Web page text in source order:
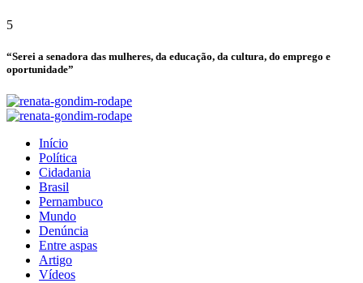
5
“Serei a senadora das mulheres, da educação, da cultura, do emprego e
oportunidade”
Início
Política
Cidadania
Brasil
Pernambuco
Mundo
Denúncia
Entre aspas
Artigo
Vídeos